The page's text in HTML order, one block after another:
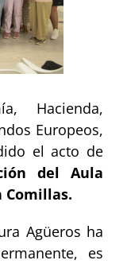
Hacienda,
Europeos,
el acto de
del Aula
Comillas.
Agüeros ha
es